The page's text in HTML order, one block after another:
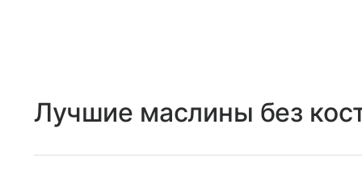
Лучшие маслины без